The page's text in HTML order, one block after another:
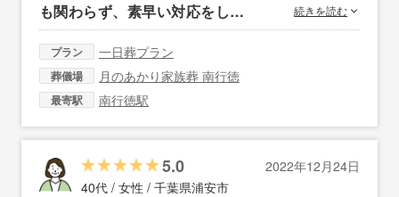
も関わらず、素早い対応をし…
続きを読む
プラン 一日葬プラン
葬儀場 月のあかり家族葬 南行徳
最寄駅 南行徳駅
5.0
2022年12月24日
40代 / 女性 / 千葉県浦安市